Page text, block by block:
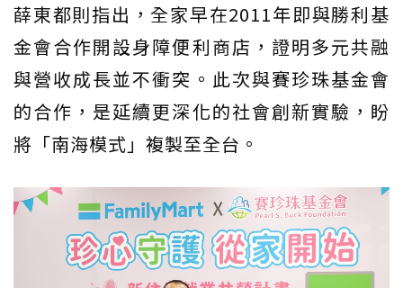
薛東都則指出，全家早在2011年即與勝利基
金會合作開設身障便利商店，證明多元共融
與營收成長並不衝突。此次與賽珍珠基金會
的合作，是延續更深化的社會創新實驗，盼
將「南海模式」複製至全台。